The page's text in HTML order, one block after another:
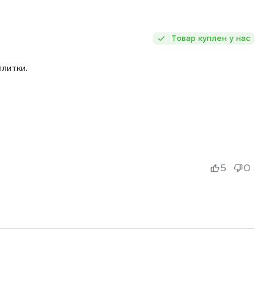
Товар куплен у нас
5 0